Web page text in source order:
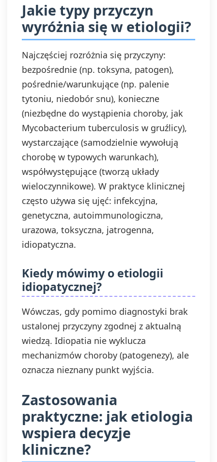
Jakie typy przyczyn
wyróżnia się w etiologii?
Najczęściej rozróżnia się przyczyny:
bezpośrednie (np. toksyna, patogen),
pośrednie/warunkujące (np. palenie
tytoniu, niedobór snu), konieczne
(niezbędne do wystąpienia choroby, jak
Mycobacterium tuberculosis w gruźlicy),
wystarczające (samodzielnie wywołują
chorobę w typowych warunkach),
współwystępujące (tworzą układy
wieloczynnikowe). W praktyce klinicznej
często używa się ujęć: infekcyjna,
genetyczna, autoimmunologiczna,
urazowa, toksyczna, jatrogenna,
idiopatyczna.
Kiedy mówimy o etiologii
idiopatycznej?
Wówczas, gdy pomimo diagnostyki brak
ustalonej przyczyny zgodnej z aktualną
wiedzą. Idiopatia nie wyklucza
mechanizmów choroby (patogenezy), ale
oznacza nieznany punkt wyjścia.
Zastosowania
praktyczne: jak etiologia
wspiera decyzje
kliniczne?